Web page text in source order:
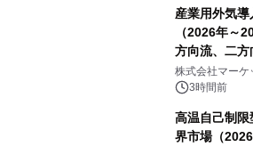
産業用外気
（2026年～
方向流、二方
発表
株式会社マーケ
3時間前
高温自己制
界市場（